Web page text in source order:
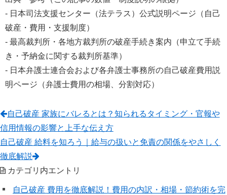
- 日本司法支援センター（法テラス）公式説明ページ（自己
破産・費用・支援制度）
- 最高裁判所・各地方裁判所の破産手続き案内（申立て手続
き・予納金に関する裁判所基準）
- 日本弁護士連合会および各弁護士事務所の自己破産費用説
明ページ（弁護士費用の相場、分割対応）
自己破産 家族にバレるとは？知られるタイミング・官報や
信用情報の影響と上手な伝え方
自己破産 給料を知ろう｜給与の扱いと免責の関係をやさしく
徹底解説
カテゴリ内エントリ
自己破産 費用を徹底解説！費用の内訳・相場・節約術を完